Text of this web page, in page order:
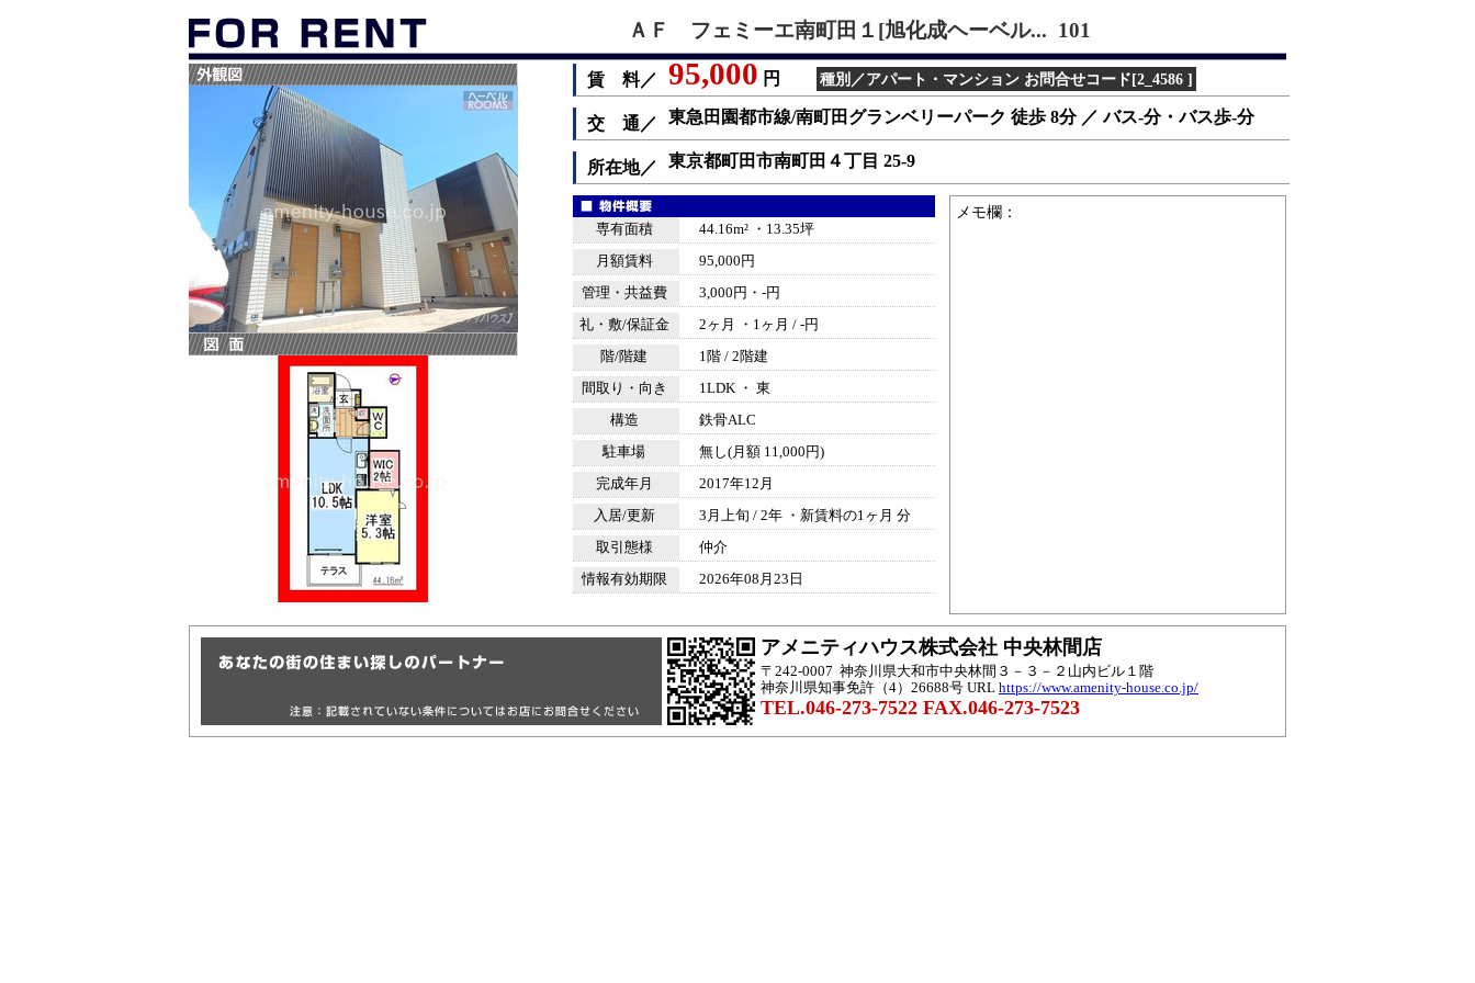
ＡＦ フェミーエ南町田１[旭化成ヘーベル... 101
賃 料／ 95,000 円 種別／アパート・マンション お問合せコード[2_4586 ]
交 通／ 東急田園都市線/南町田グランベリーパーク 徒歩 8分 ／ バス-分・バス歩-分
所在地／ 東京都町田市南町田４丁目 25-9
専有面積 44.16m² ・13.35坪
月額賃料 95,000円
管理・共益費 3,000円・-円
礼・敷/保証金 2ヶ月 ・1ヶ月 / -円
階/階建 1階 / 2階建
間取り・向き 1LDK ・ 東
構造 鉄骨ALC
駐車場 無し(月額 11,000円)
完成年月 2017年12月
入居/更新 3月上旬 / 2年 ・新賃料の1ヶ月 分
取引態様 仲介
情報有効期限 2026年08月23日
メモ欄：
アメニティハウス株式会社 中央林間店
〒242-0007 神奈川県大和市中央林間３－３－２山内ビル１階
神奈川県知事免許（4）26688号 URL https://www.amenity-house.co.jp/
TEL.046-273-7522 FAX.046-273-7523